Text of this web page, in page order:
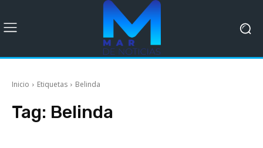
Inicio Etiquetas Belinda
Tag: Belinda